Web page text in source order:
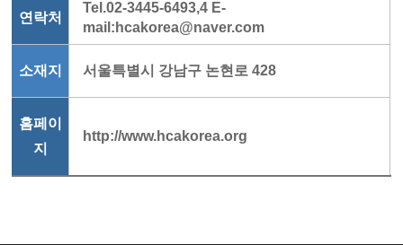
연락처
Tel.02-3445-6493,4 E-
mail:hcakorea@naver.com
소재지 서울특별시 강남구 논현로 428
홈페이
지
http://www.hcakorea.org